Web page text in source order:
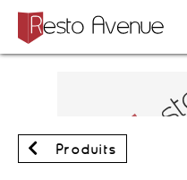
Produits